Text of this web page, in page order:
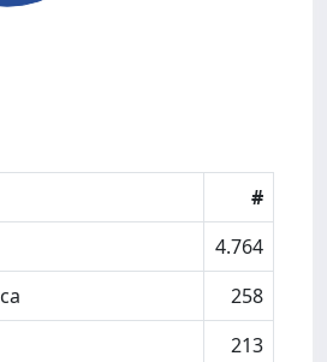
#
4.764
258
213